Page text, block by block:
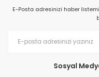
E-Posta adresinizi haber
Sosyal